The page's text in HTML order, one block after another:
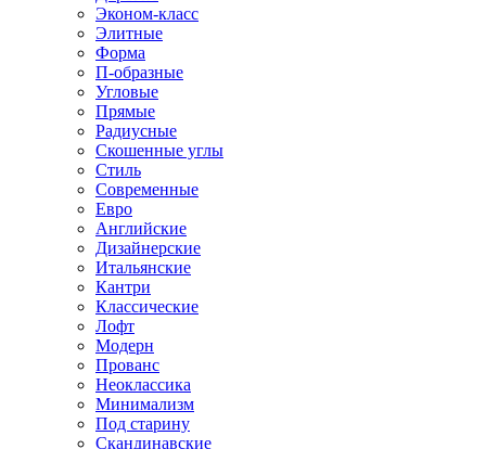
Эконом-класс
Элитные
Форма
П-образные
Угловые
Прямые
Радиусные
Скошенные углы
Стиль
Современные
Евро
Английские
Дизайнерские
Итальянские
Кантри
Классические
Лофт
Модерн
Прованс
Неоклассика
Минимализм
Под старину
Скандинавские